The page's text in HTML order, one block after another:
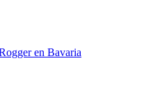
en Bavaria